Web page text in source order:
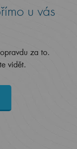
u vás
za to.
vidět.